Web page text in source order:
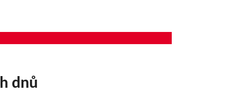
dnů